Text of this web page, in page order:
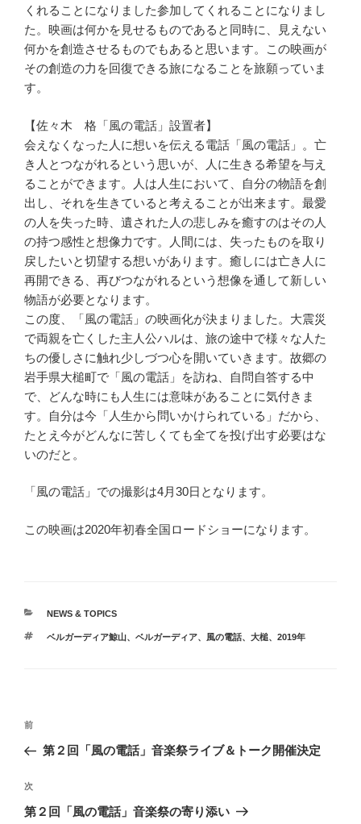
くれることになりました参加してくれることになりまし
た。映画は何かを見せるものであると同時に、見えない
何かを創造させるものでもあると思います。この映画が
その創造の力を回復できる旅になることを旅願っていま
す。
【佐々木 格「風の電話」設置者】
会えなくなった人に想いを伝える電話「風の電話」。亡
き人とつながれるという思いが、人に生きる希望を与え
ることができます。人は人生において、自分の物語を創
出し、それを生きていると考えることが出来ます。最愛
の人を失った時、遺された人の悲しみを癒すのはその人
の持つ感性と想像力です。人間には、失ったものを取り
戻したいと切望する想いがあります。癒しには亡き人に
再開できる、再びつながれるという想像を通して新しい
物語が必要となります。
この度、「風の電話」の映画化が決まりました。大震災
で両親を亡くした主人公ハルは、旅の途中で様々な人た
ちの優しさに触れ少しづつ心を開いていきます。故郷の
岩手県大槌町で「風の電話」を訪ね、自問自答する中
で、どんな時にも人生には意味があることに気付きま
す。自分は今「人生から問いかけられている」だから、
たとえ今がどんなに苦しくても全てを投げ出す必要はな
いのだと。
「風の電話」での撮影は4月30日となります。
この映画は2020年初春全国ロードショーになります。
カ
ゴ
NEWS & TOPICS
タ
ベルガーディア鯨山、 ベルガーディア、 風の電話、 大槌、 2019年
投
ナ
ビ
ゲ
前
の
稿
前
第２回「風の電話」音楽祭ライブ＆トーク開催決定
次
の
次
第２回「風の電話」音楽祭の寄り添い